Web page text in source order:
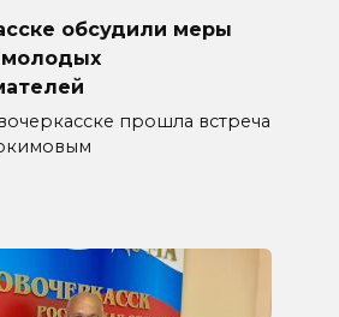
обсудили меры
прошла встреча